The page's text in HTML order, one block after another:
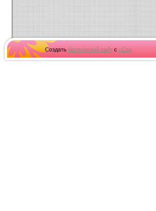
Создать бесплатный сайтс uCoz